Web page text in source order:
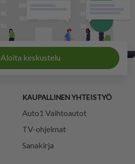
Aloita keskustelu
KAUPALLINEN YHTEISTYÖ
Auto1 Vaihtoautot
TV-ohjelmat
Sanakirja